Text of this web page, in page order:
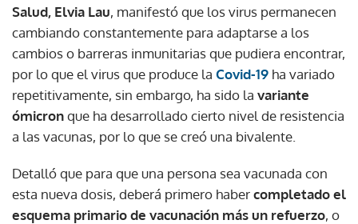
Salud, Elvia Lau, manifestó que los virus permanecen
cambiando constantemente para adaptarse a los
cambios o barreras inmunitarias que pudiera encontrar,
por lo que el virus que produce la Covid-19 ha variado
repetitivamente, sin embargo, ha sido la variante
ómicronque ha desarrollado cierto nivel de resistencia
a las vacunas, por lo que se creó una bivalente.
Detalló que para que una persona sea vacunada con
esta nueva dosis, deberá primero habercompletado el
esquema primario de vacunación más un refuerzo, o